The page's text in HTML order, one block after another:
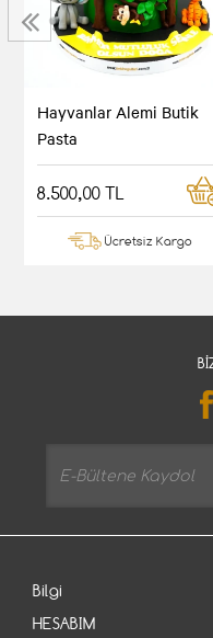
Hayvanlar Alemi Butik
Pasta
8.500,00 TL
Ücretsiz Kargo
‹
Bilgi
HESABIM